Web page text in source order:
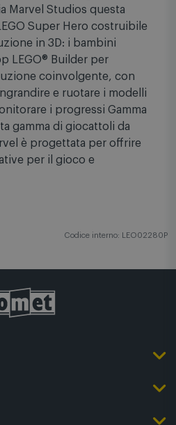
Marvel Studios questa
Super Hero costruibile
in 3D: i bambini
LEGO® Builder per
coinvolgente, con
e ruotare i modelli
i progressi Gamma
gamma di giocattoli da
è progettata per offrire
per il gioco e
Codice interno: LEO02280P